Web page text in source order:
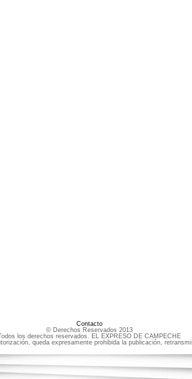
Contacto
© Derechos Reservados 2013
los derechos reservados. EL EXPRESO DE CAMPECHE
queda expresamente prohibida la publicación,